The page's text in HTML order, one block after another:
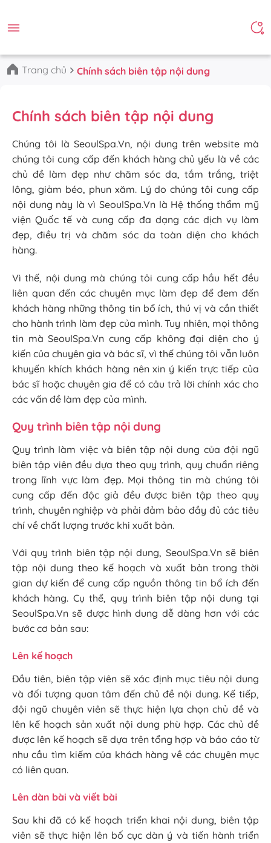
Trang chủ Chính sách biên tập nội dung
Chính sách biên tập nội dung
Chúng tôi là SeoulSpa.Vn, nội dung trên website mà
chúng tôi cung cấp đến khách hàng chủ yếu là về các
chủ đề làm đẹp như chăm sóc da, tắm trắng, triệt
lông, giảm béo, phun xăm. Lý do chúng tôi cung cấp
nội dung này là vì SeoulSpa.Vn là Hệ thống thẩm mỹ
viện Quốc tế và cung cấp đa dạng các dịch vụ làm
đẹp, điều trị và chăm sóc da toàn diện cho khách
hàng.
Vì thế, nội dung mà chúng tôi cung cấp hầu hết đều
liên quan đến các chuyên mục làm đẹp để đem đến
khách hàng những thông tin bổ ích, thú vị và cần thiết
cho hành trình làm đẹp của mình. Tuy nhiên, mọi thông
tin mà SeoulSpa.Vn cung cấp không đại diện cho ý
kiến của chuyên gia và bác sĩ, vì thế chúng tôi vẫn luôn
khuyến khích khách hàng nên xin ý kiến trực tiếp của
bác sĩ hoặc chuyên gia để có câu trả lời chính xác cho
các vấn đề làm đẹp của mình.
Quy trình biên tập nội dung
Quy trình làm việc và biên tập nội dung của đội ngũ
biên tập viên đều dựa theo quy trình, quy chuẩn riêng
trong lĩnh vực làm đẹp. Mọi thông tin mà chúng tôi
cung cấp đến độc giả đều được biên tập theo quy
trình, chuyên nghiệp và phải đảm bảo đầy đủ các tiêu
chí về chất lượng trước khi xuất bản.
Với quy trình biên tập nội dung, SeoulSpa.Vn sẽ biên
tập nội dung theo kế hoạch và xuất bản trong thời
gian dự kiến để cung cấp nguồn thông tin bổ ích đến
khách hàng. Cụ thể, quy trình biên tập nội dung tại
SeoulSpa.Vn sẽ được hình dung dễ dàng hơn với các
bước cơ bản sau:
Lên kế hoạch
Đầu tiên, biên tập viên sẽ xác định mục tiêu nội dung
và đối tượng quan tâm đến chủ đề nội dung. Kế tiếp,
đội ngũ chuyên viên sẽ thực hiện lựa chọn chủ đề và
lên kế hoạch sản xuất nội dung phù hợp. Các chủ đề
được lên kế hoạch sẽ dựa trên tổng hợp và báo cáo từ
nhu cầu tìm kiếm của khách hàng về các chuyên mục
có liên quan.
Lên dàn bài và viết bài
Sau khi đã có kế hoạch triển khai nội dung, biên tập
viên sẽ thực hiện lên bố cục dàn ý và tiến hành triển